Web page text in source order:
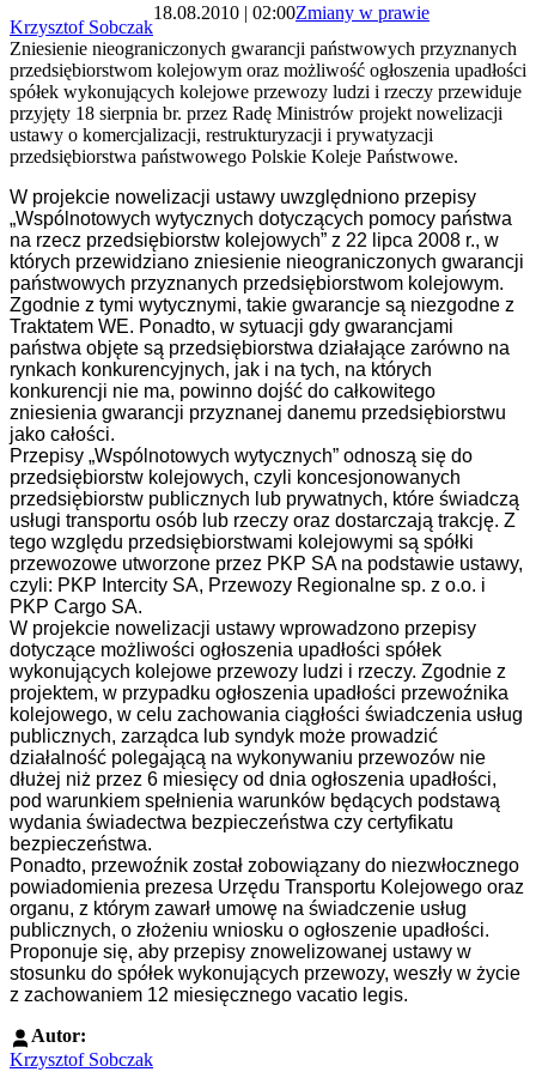
Krzysztof Sobczak
18.08.2010 | 02:00Zmiany w prawie
Zniesienie nieograniczonych gwarancji państwowych przyznanych
przedsiębiorstwom kolejowym oraz możliwość ogłoszenia upadłości
spółek wykonujących kolejowe przewozy ludzi i rzeczy przewiduje
przyjęty 18 sierpnia br. przez Radę Ministrów projekt nowelizacji
ustawy o komercjalizacji, restrukturyzacji i prywatyzacji
przedsiębiorstwa państwowego Polskie Koleje Państwowe.
W projekcie nowelizacji ustawy uwzględniono przepisy
„Wspólnotowych wytycznych dotyczących pomocy państwa
na rzecz przedsiębiorstw kolejowych” z 22 lipca 2008 r., w
których przewidziano zniesienie nieograniczonych gwarancji
państwowych przyznanych przedsiębiorstwom kolejowym.
Zgodnie z tymi wytycznymi, takie gwarancje są niezgodne z
Traktatem WE. Ponadto, w sytuacji gdy gwarancjami
państwa objęte są przedsiębiorstwa działające zarówno na
rynkach konkurencyjnych, jak i na tych, na których
konkurencji nie ma, powinno dojść do całkowitego
zniesienia gwarancji przyznanej danemu przedsiębiorstwu
jako całości.
Przepisy „Wspólnotowych wytycznych” odnoszą się do
przedsiębiorstw kolejowych, czyli koncesjonowanych
przedsiębiorstw publicznych lub prywatnych, które świadczą
usługi transportu osób lub rzeczy oraz dostarczają trakcję. Z
tego względu przedsiębiorstwami kolejowymi są spółki
przewozowe utworzone przez PKP SA na podstawie ustawy,
czyli: PKP Intercity SA, Przewozy Regionalne sp. z o.o. i
PKP Cargo SA.
W projekcie nowelizacji ustawy wprowadzono przepisy
dotyczące możliwości ogłoszenia upadłości spółek
wykonujących kolejowe przewozy ludzi i rzeczy. Zgodnie z
projektem, w przypadku ogłoszenia upadłości przewoźnika
kolejowego, w celu zachowania ciągłości świadczenia usług
publicznych, zarządca lub syndyk może prowadzić
działalność polegającą na wykonywaniu przewozów nie
dłużej niż przez 6 miesięcy od dnia ogłoszenia upadłości,
pod warunkiem spełnienia warunków będących podstawą
wydania świadectwa bezpieczeństwa czy certyfikatu
bezpieczeństwa.
Ponadto, przewoźnik został zobowiązany do niezwłocznego
powiadomienia prezesa Urzędu Transportu Kolejowego oraz
organu, z którym zawarł umowę na świadczenie usług
publicznych, o złożeniu wniosku o ogłoszenie upadłości.
Proponuje się, aby przepisy znowelizowanej ustawy w
stosunku do spółek wykonujących przewozy, weszły w życie
z zachowaniem 12 miesięcznego vacatio legis.
Autor:
Krzysztof Sobczak